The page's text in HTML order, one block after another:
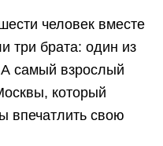
человек вместе
три брата: один из
самый взрослый
который
впечатлить свою